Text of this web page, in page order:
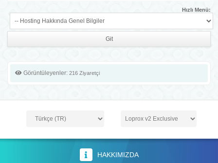
Hızlı Menü:
Görüntüleyenler: 216 Ziyaretçi
HAKKIMIZDA